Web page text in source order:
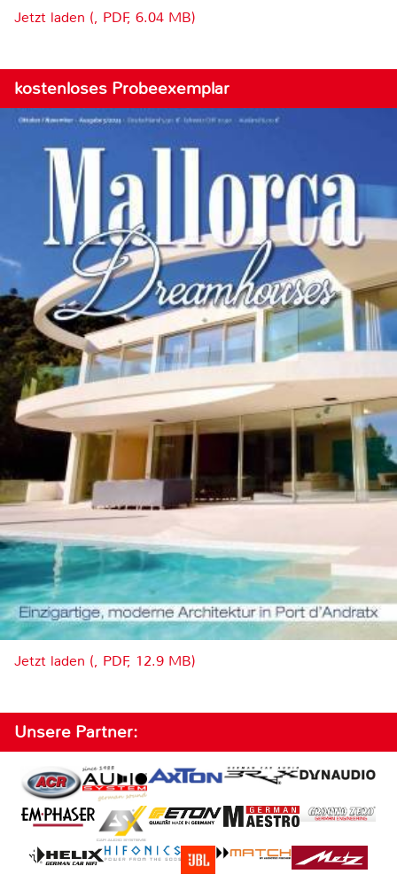
Jetzt laden (, PDF, 6.04 MB)
kostenloses Probeexemplar
Jetzt laden (, PDF, 12.9 MB)
Unsere Partner: